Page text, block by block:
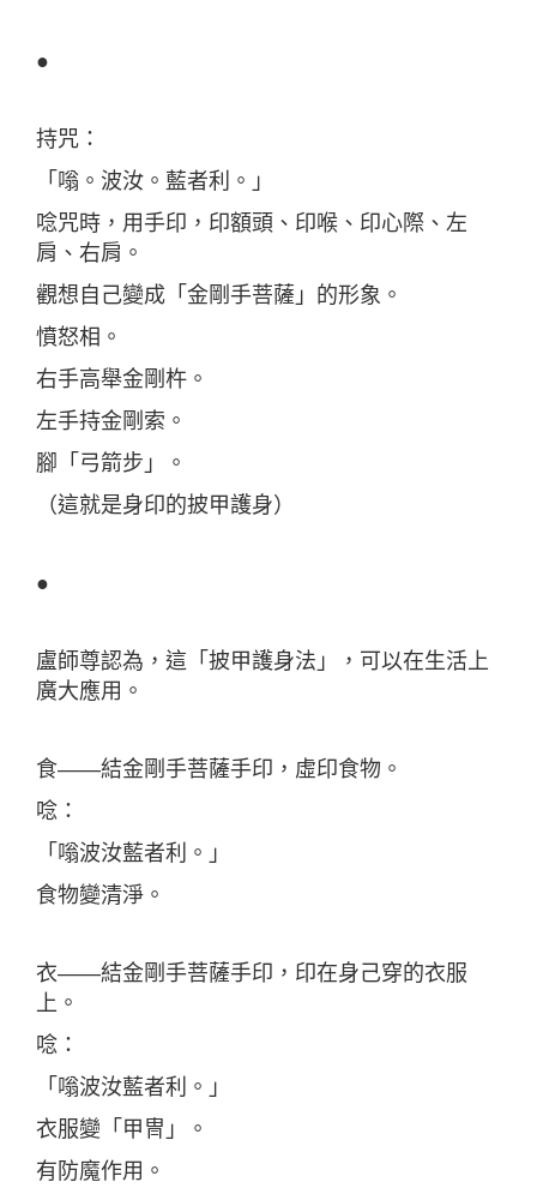
●
持咒：
「嗡。波汝。藍者利。」
唸咒時，用手印，印額頭、印喉、印心際、左
肩、右肩。
觀想自己變成「金剛手菩薩」的形象。
憤怒相。
右手高舉金剛杵。
左手持金剛索。
腳「弓箭步」。
（這就是身印的披甲護身）
●
盧師尊認為，這「披甲護身法」，可以在生活上
廣大應用。
食——結金剛手菩薩手印，虛印食物。
唸：
「嗡波汝藍者利。」
食物變清淨。
衣——結金剛手菩薩手印，印在身己穿的衣服
上。
唸：
「嗡波汝藍者利。」
衣服變「甲冑」。
有防魔作用。